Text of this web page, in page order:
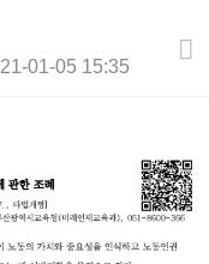
21-01-05 15:35